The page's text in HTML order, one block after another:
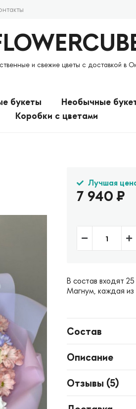
и свежие цветы с доставкой в
букеты Необычные
Коробки с цветами
Лучшая
7 940 ₽
В состав входят
Магнум, каждая из
Состав
Описание
Отзывы (5)